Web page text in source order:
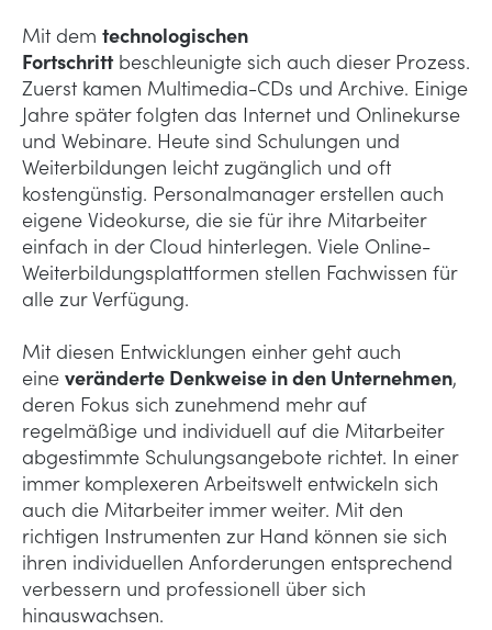
Mit dem technologischen
Fortschrittbeschleunigte sich auch dieser Prozess.
Zuerst kamen Multimedia-CDs und Archive. Einige
Jahre später folgten das Internet und Onlinekurse
und Webinare. Heute sind Schulungen und
Weiterbildungen leicht zugänglich und oft
kostengünstig. Personalmanager erstellen auch
eigene Videokurse, die sie für ihre Mitarbeiter
einfach in der Cloud hinterlegen. Viele Online-
Weiterbildungsplattformen stellen Fachwissen für
alle zur Verfügung.
Mit diesen Entwicklungen einher geht auch
eine veränderte Denkweise in den Unternehmen,
deren Fokus sich zunehmend mehr auf
regelmäßige und individuell auf die Mitarbeiter
abgestimmte Schulungsangebote richtet. In einer
immer komplexeren Arbeitswelt entwickeln sich
auch die Mitarbeiter immer weiter. Mit den
richtigen Instrumenten zur Hand können sie sich
ihren individuellen Anforderungen entsprechend
verbessern und professionell über sich
hinauswachsen.